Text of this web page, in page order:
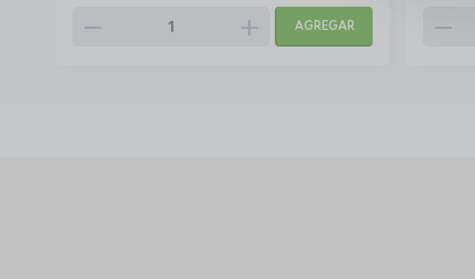
remove add AGREGAR remove